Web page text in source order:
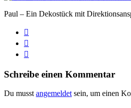
Paul – Ein Dekostück mit
Schreibe einen Kommentar
Du musst angemeldet sein, um einen